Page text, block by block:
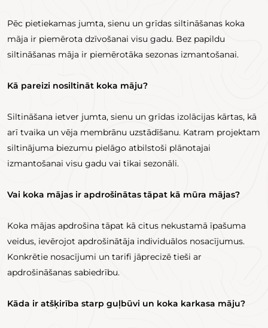
Pēc pietiekamas jumta, sienu un grīdas siltināšanas koka
māja ir piemērota dzīvošanai visu gadu. Bez papildu
siltināšanas māja ir piemērotāka sezonas izmantošanai.
Kā pareizi nosiltināt koka māju?
Siltināšana ietver jumta, sienu un grīdas izolācijas kārtas, kā
arī tvaika un vēja membrānu uzstādīšanu. Katram projektam
siltinājuma biezumu pielāgo atbilstoši plānotajai
izmantošanai visu gadu vai tikai sezonāli.
Vai koka mājas ir apdrošinātas tāpat kā mūra mājas?
Koka mājas apdrošina tāpat kā citus nekustamā īpašuma
veidus, ievērojot apdrošinātāja individuālos nosacījumus.
Konkrētie nosacījumi un tarifi jāprecizē tieši ar
apdrošināšanas sabiedrību.
Kāda ir atšķirība starp guļbūvi un koka karkasa māju?